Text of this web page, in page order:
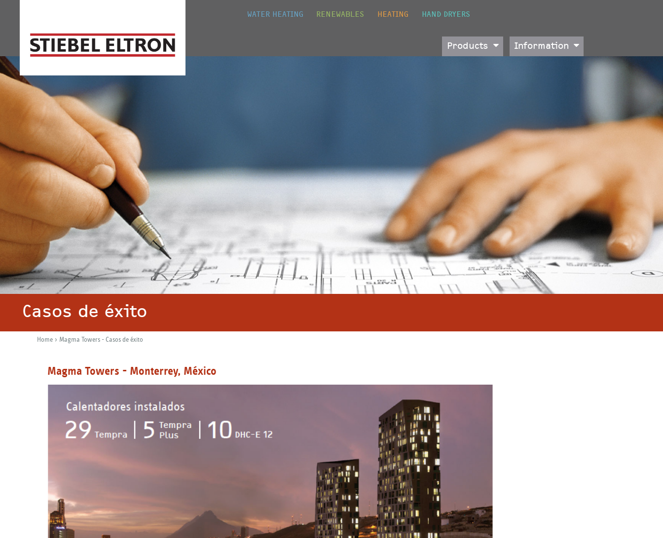
WATER HEATING RENEWABLES HEATING HAND DRYERS
Products Information
Casos de éxito
Home› Magma Towers - Casos de éxito
Magma Towers - Monterrey, México